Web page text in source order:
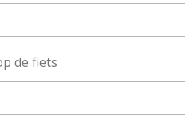
de fiets